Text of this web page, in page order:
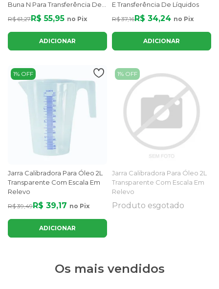
Buna N Para Transferência De
Líquidos
R$ 61,27R$ 55,95 no Pix
ADICIONAR
E Transferência De Líquidos
R$ 37,16R$ 34,24 no Pix
ADICIONAR
1% OFF
Jarra Calibradora Para Óleo 2L
Transparente Com Escala Em
Relevo
R$ 39,49R$ 39,17 no Pix
ADICIONAR
1% OFF
Jarra Calibradora Para Óleo 2L
Transparente Com Escala Em
Relevo
Produto esgotado
Os mais vendidos